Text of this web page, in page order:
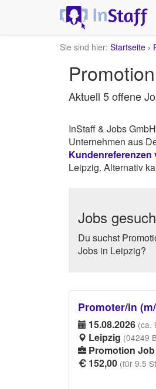
Sie sind hier: Startseite ›
Aktuell 5 offene
InStaff & Jobs
Unternehmen aus
Kundenreferenzen
Leipzig. Alternativ
Jobs
Du suchst
Jobs in Leipzig?
Promoter/in
15.08.2026 (ca.
Leipzig (04249
Promotion Job
152,00 (für 9.5